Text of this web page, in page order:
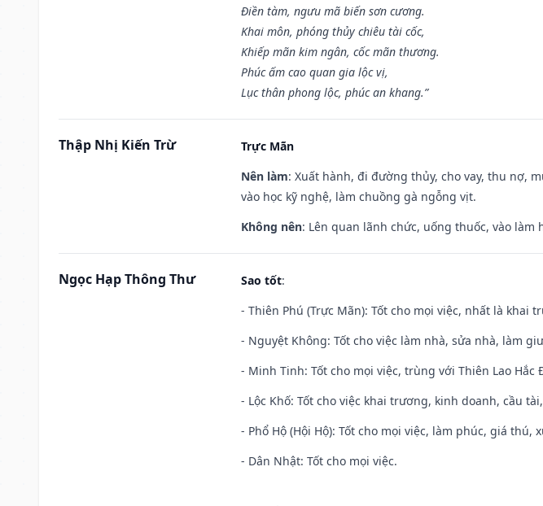
Điền tàm, ngưu mã biến sơn cương.
Khai môn, phóng thủy chiêu tài cốc,
Khiếp mãn kim ngân, cốc mãn thương.
Phúc ấm cao quan gia lộc vị,
Lục thân phong lộc, phúc an khang.”
Thập Nhị Kiến Trừ
Trực Mãn
Nên làm: Xuất hành, đi đường thủy, cho vay, thu nợ,
vào học kỹ nghệ, làm chuồng gà ngỗng vịt.
Không nên: Lên quan lãnh chức, uống thuốc, vào
Ngọc Hạp Thông Thư Sao tốt:
- Thiên Phú (Trực Mãn): Tốt cho mọi việc, nhất là khai
- Nguyệt Không: Tốt cho việc làm nhà, sửa nhà, làm
- Minh Tinh: Tốt cho mọi việc, trùng với Thiên Lao Hắc
- Lộc Khố: Tốt cho việc khai trương, kinh doanh, cầu
- Phổ Hộ (Hội Hộ): Tốt cho mọi việc, làm phúc, giá thú,
- Dân Nhật: Tốt cho mọi việc.